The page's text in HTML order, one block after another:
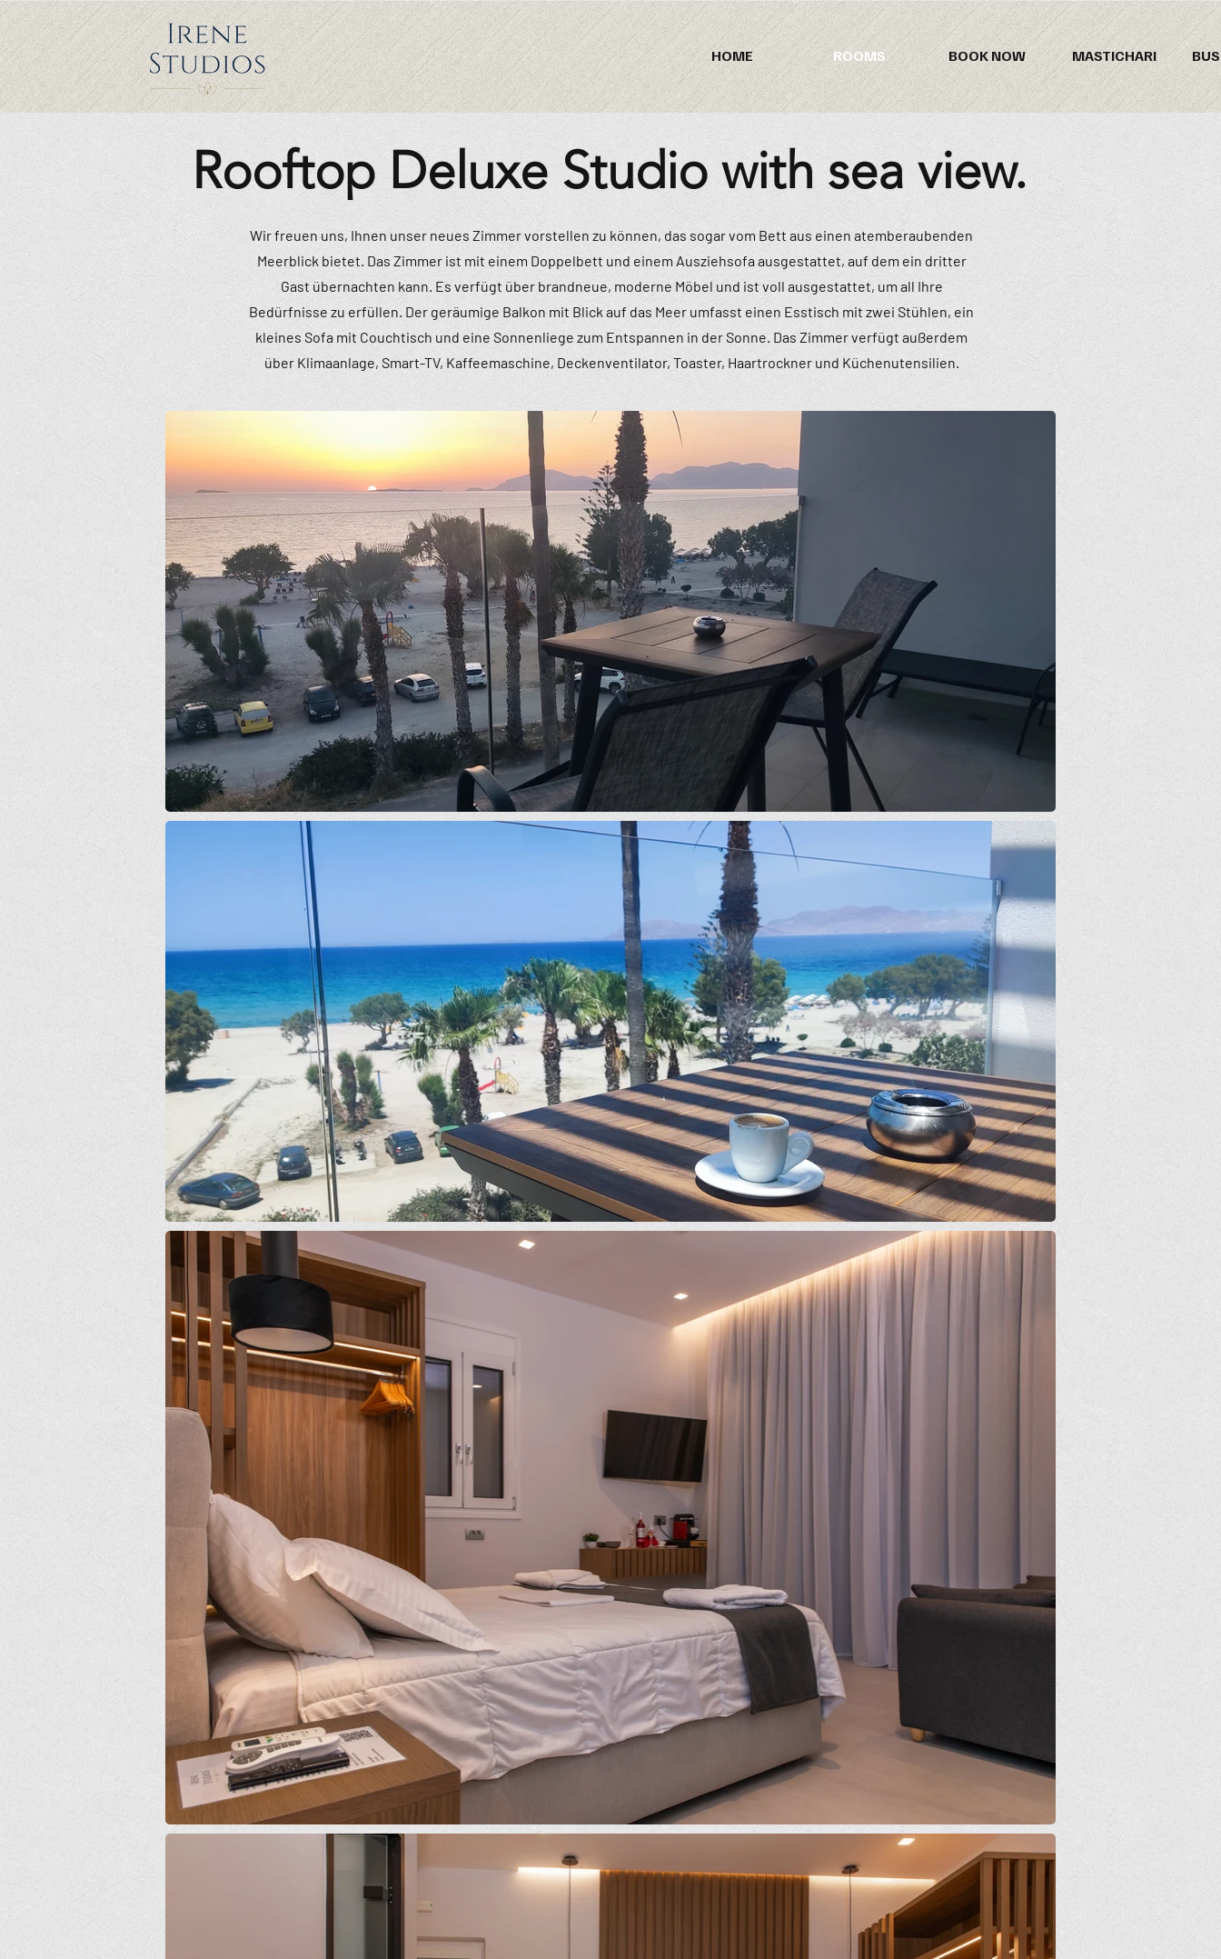
HOME ROOMS BOOK NOW MASTICHARI
Rooftop Deluxe Studio with sea view.
Wir freuen uns, Ihnen unser neues Zimmer vorstellen zu können, das sogar vom Bett aus einen atemberaubenden
Meerblick bietet. Das Zimmer ist mit einem Doppelbett und einem Ausziehsofa ausgestattet, auf dem ein dritter
Gast übernachten kann. Es verfügt über brandneue, moderne Möbel und ist voll ausgestattet, um all Ihre
Bedürfnisse zu erfüllen. Der geräumige Balkon mit Blick auf das Meer umfasst einen Esstisch mit zwei Stühlen, ein
kleines Sofa mit Couchtisch und eine Sonnenliege zum Entspannen in der Sonne. Das Zimmer verfügt außerdem
über Klimaanlage, Smart-TV, Kaffeemaschine, Deckenventilator, Toaster, Haartrockner und Küchenutensilien.